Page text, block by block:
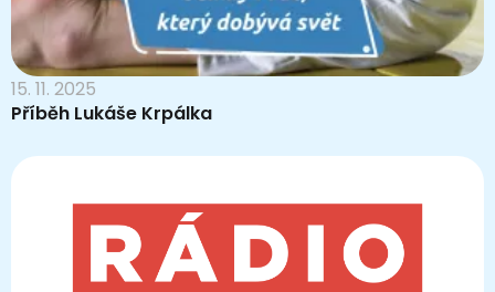
15. 11. 2025
Příběh Lukáše Krpálka